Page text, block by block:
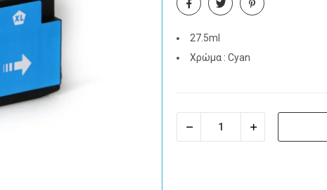
27.5ml
Χρώμα : Cyan